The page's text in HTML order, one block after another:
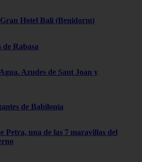
Hotel Bali (Benidorm)
Rabasa
Azudes de Sant Joan y
de Babilonia
Petra, una de las 7 maravillas del